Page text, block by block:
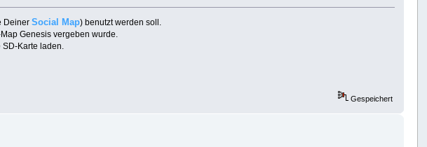
DeinerSocial Map) benutzt werden soll.
Genesis vergeben wurde.
Karte laden.
Gespeichert